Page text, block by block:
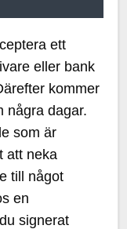
ett
eller bank
kommer
några dagar.
som är
att neka
till något
en
signerat